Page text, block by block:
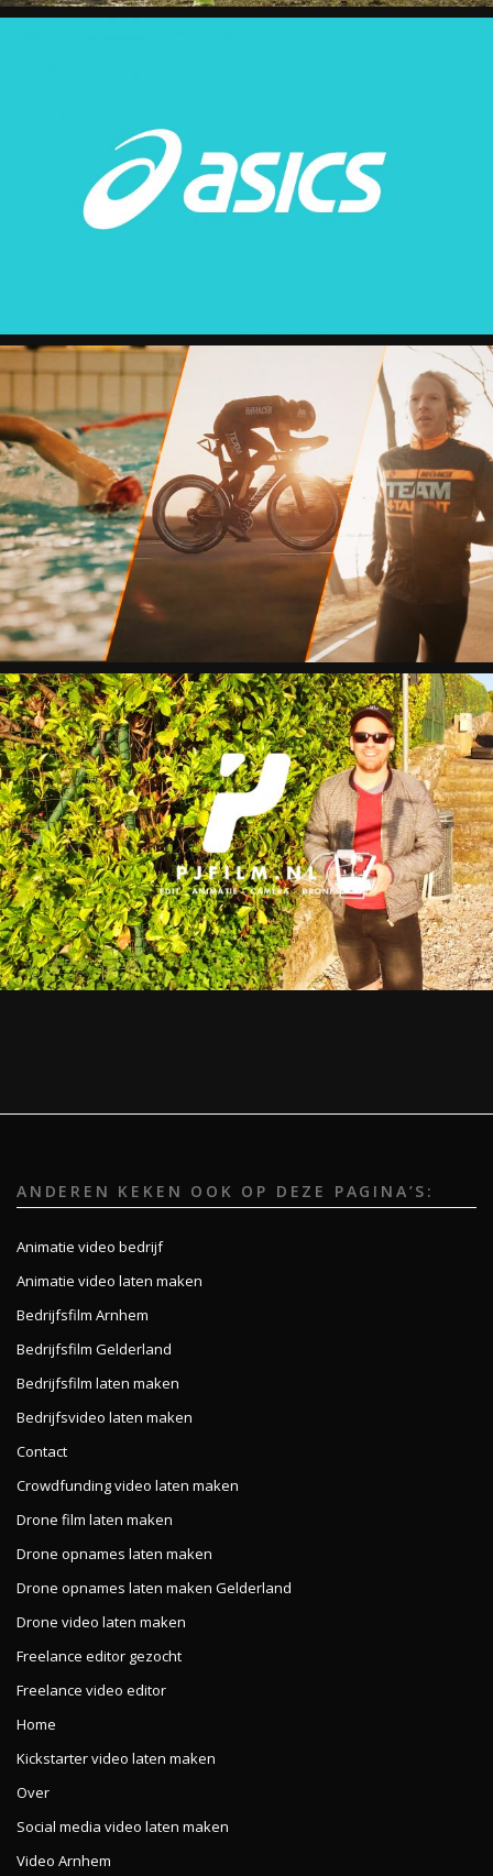
ANDEREN KEKEN OOK OP DEZE PAGINA’S:
Animatie video bedrijf
Animatie video laten maken
Bedrijfsfilm Arnhem
Bedrijfsfilm Gelderland
Bedrijfsfilm laten maken
Bedrijfsvideo laten maken
Contact
Crowdfunding video laten maken
Drone film laten maken
Drone opnames laten maken
Drone opnames laten maken Gelderland
Drone video laten maken
Freelance editor gezocht
Freelance video editor
Home
Kickstarter video laten maken
Over
Social media video laten maken
Video Arnhem